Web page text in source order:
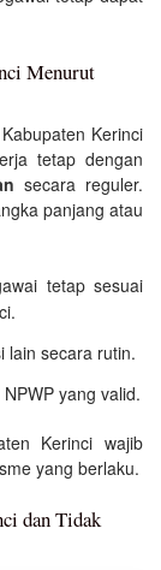
Menurut
Kerinci
tetap dengan
secara reguler.
panjang atau
tetap sesuai
lain secara rutin.
yang valid.
Kerinci wajib
yang berlaku.
dan Tidak